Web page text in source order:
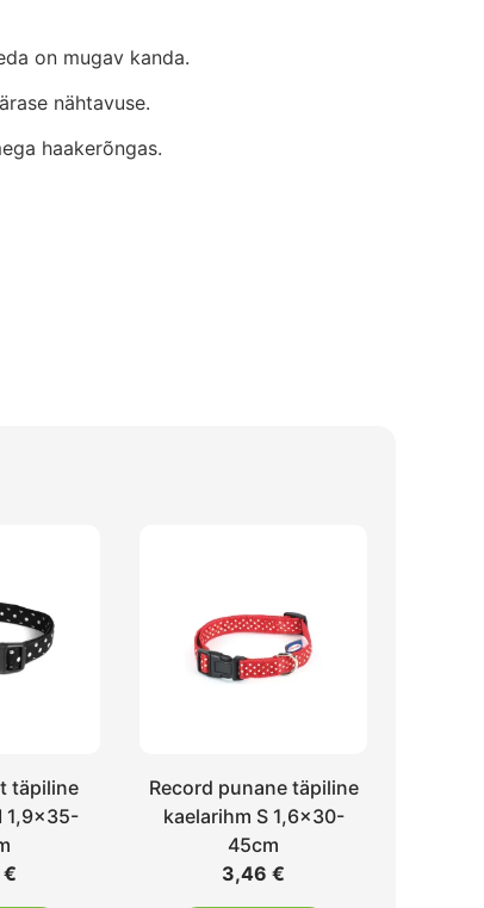
on mugav kanda.
nähtavuse.
haakerõngas.
täpiline
1,9×35-
€
Record punane täpiline
kaelarihm S 1,6×30-
45cm
3,46€